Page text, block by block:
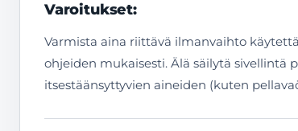
Varoitukset:
Varmista aina riittävä ilmanvaihto
ohjeiden mukaisesti. Älä säilytä sivellintä
itsestäänsyttyvien aineiden (kuten